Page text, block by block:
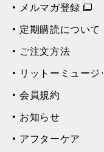
メルマガ登録
定期購読について
ご注文方法
リットーミュー
会員規約
お知らせ
アフターケア